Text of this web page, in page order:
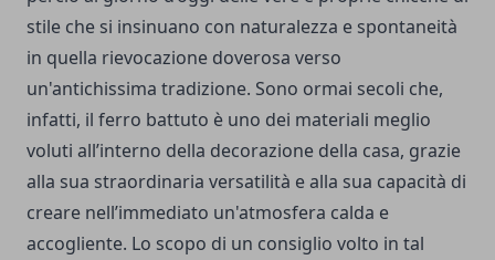
stile che si insinuano con naturalezza e spontaneità
in quella rievocazione doverosa verso
un'antichissima tradizione. Sono ormai secoli che,
infatti, il ferro battuto è uno dei materiali meglio
voluti all’interno della decorazione della casa, grazie
alla sua straordinaria versatilità e alla sua capacità di
creare nell’immediato un'atmosfera calda e
accogliente. Lo scopo di un consiglio volto in tal